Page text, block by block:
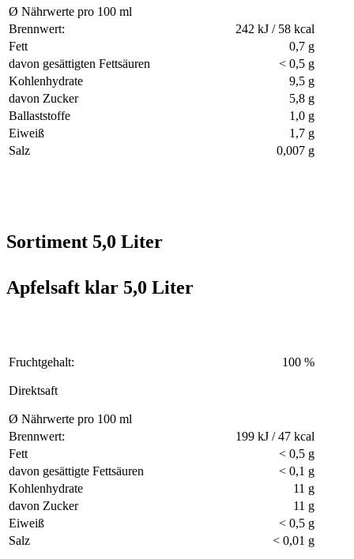
Ø Nährwerte pro 100 ml
Brennwert:
242 kJ / 58 kcal
Fett
0,7 g
davon gesättigten Fettsäuren
< 0,5 g
Kohlenhydrate
9,5 g
davon Zucker
5,8 g
Ballaststoffe
1,0 g
Eiweiß
1,7 g
Salz
0,007 g
Sortiment 5,0 Liter
Apfelsaft klar 5,0 Liter
Fruchtgehalt: 100 %
Direktsaft
Ø Nährwerte pro 100 ml
Brennwert:
199 kJ / 47 kcal
Fett
< 0,5 g
davon gesättigte Fettsäuren
< 0,1 g
Kohlenhydrate
11 g
davon Zucker
11 g
Eiweiß
< 0,5 g
Salz
< 0,01 g